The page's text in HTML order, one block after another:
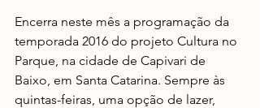
Encerra neste mês a programação da
temporada 2016 do projeto Cultura no
Parque, na cidade de Capivari de
Baixo, em Santa Catarina. Sempre às
quintas-feiras, uma opção de lazer,